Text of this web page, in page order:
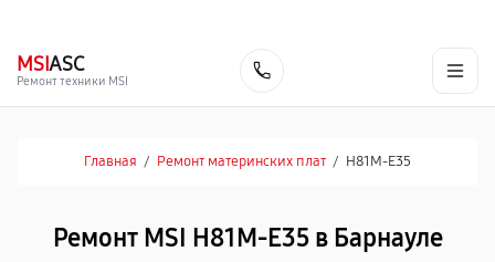
MSIASC
Ремонт техники MSI
Главная / Ремонт материнских плат / H81M-E35
Ремонт MSI H81M-E35 в Барнауле